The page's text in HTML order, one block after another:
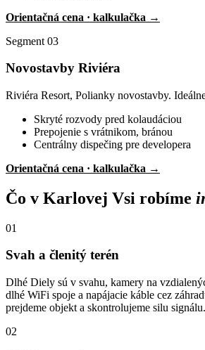
Orientačná cena · kalkulačka →
Segment 03
Novostavby Riviéra
Riviéra Resort, Polianky novostavby.
Skryté rozvody pred kolaudáciou
Prepojenie s vrátnikom, bránou
Centrálny dispečing pre developera
Orientačná cena · kalkulačka →
Čo v Karlovej Vsi robíme
01
Svah a členitý terén
Dlhé Diely sú v svahu, kamery na
dlhé WiFi spoje a napájacie káble cez
prejdeme objekt a skontrolujeme silu signálu.
02